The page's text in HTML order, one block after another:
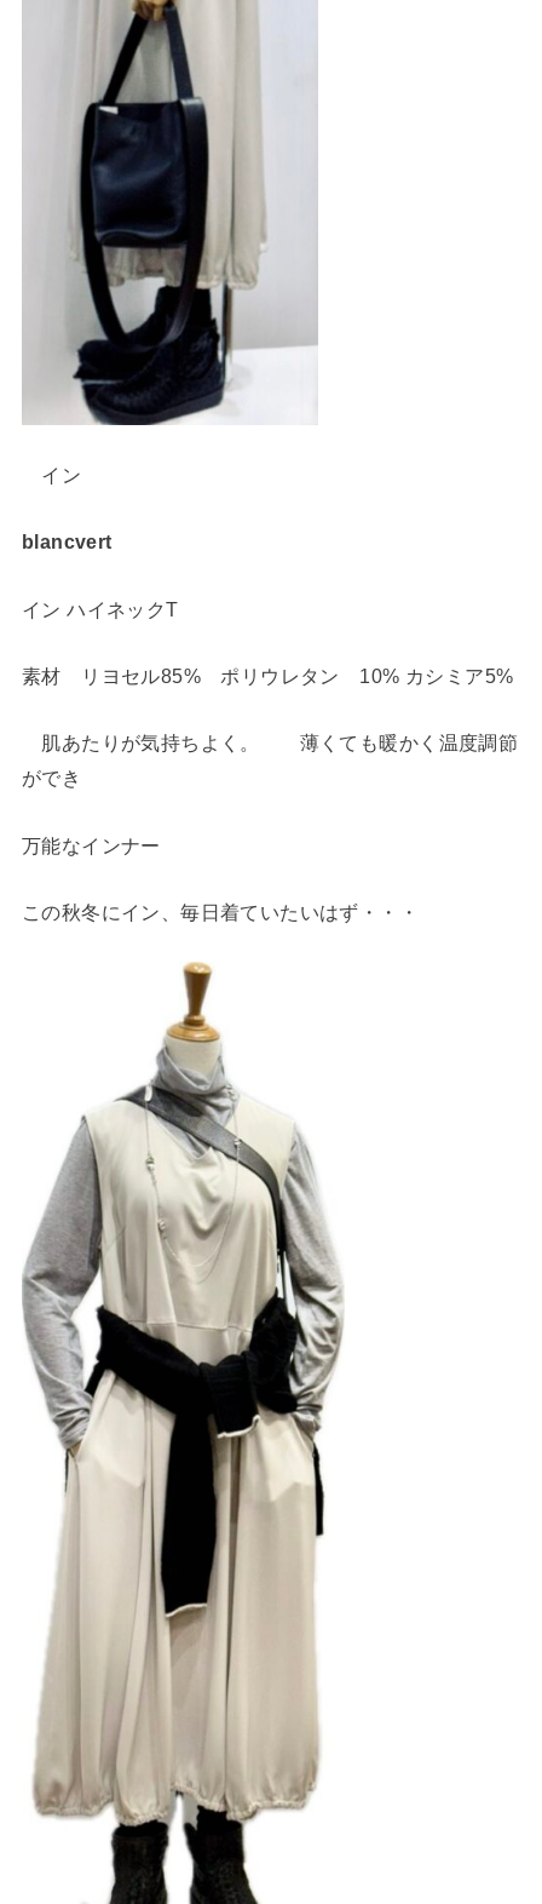
イン
blancvert
イン ハイネックT
素材 リヨセル85% ポリウレタン 10% カシミア5%
肌あたりが気持ちよく。 薄くても暖かく温度調節
ができ
万能なインナー
この秋冬にイン、毎日着ていたいはず・・・